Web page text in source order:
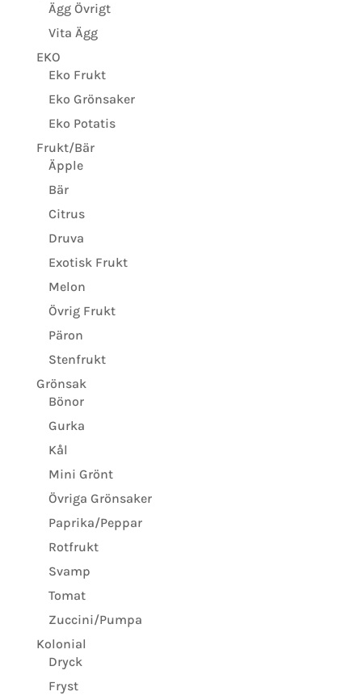
Ägg Övrigt
Vita Ägg
EKO
Eko Frukt
Eko Grönsaker
Eko Potatis
Frukt/Bär
Äpple
Bär
Citrus
Druva
Exotisk Frukt
Melon
Övrig Frukt
Päron
Stenfrukt
Grönsak
Bönor
Gurka
Kål
Mini Grönt
Övriga Grönsaker
Paprika/Peppar
Rotfrukt
Svamp
Tomat
Zuccini/Pumpa
Kolonial
Dryck
Fryst